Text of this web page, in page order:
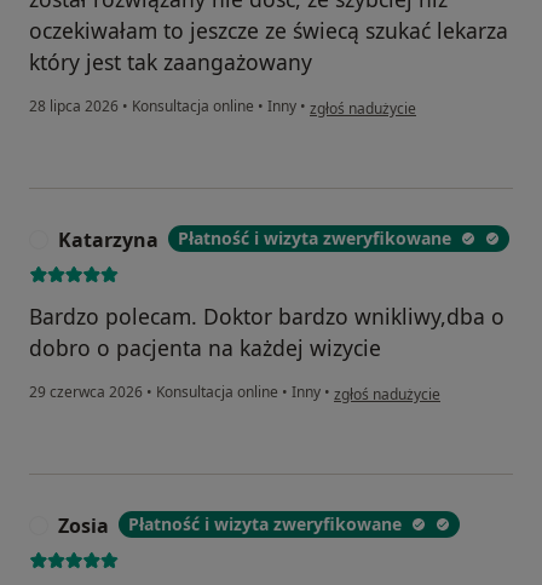
oczekiwałam to jeszcze ze świecą szukać lekarza
który jest tak zaangażowany
28 lipca 2026 • Konsultacja online • Inny • w opinii użytkownika Oliwia
zgłoś nadużycie
Katarzyna Płatność i wizyta zweryfikowane
Bardzo polecam. Doktor bardzo wnikliwy,dba o
dobro o pacjenta na każdej wizycie
29 czerwca 2026 • Konsultacja online • Inny • w opinii użytkownika Katarzyna
zgłoś nadużycie
Zosia Płatność i wizyta zweryfikowane